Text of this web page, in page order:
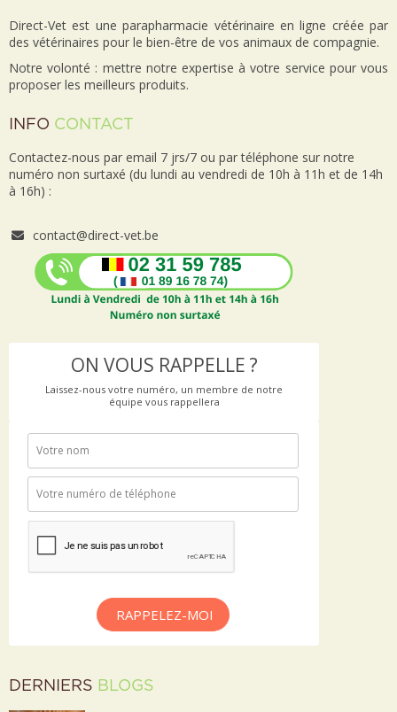
Direct-Vet est une parapharmacie vétérinaire en ligne créée par
des vétérinaires pour le bien-être de vos animaux de compagnie.
Notre volonté : mettre notre expertise à votre service pour vous
proposer les meilleurs produits.
INFO CONTACT
Contactez-nous par email 7 jrs/7 ou par téléphone sur notre
numéro non surtaxé (du lundi au vendredi de 10h à 11h et de 14h
à 16h) :
contact@direct-vet.be
ON VOUS RAPPELLE ?
Laissez-nous votre numéro, un membre de notre
équipe vous rappellera
RAPPELEZ-MOI
DERNIERS BLOGS